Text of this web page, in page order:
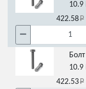
422.58
422.53